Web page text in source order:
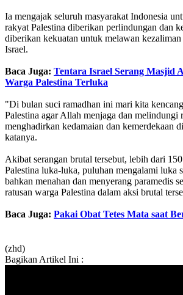
Ia mengajak seluruh masyarakat Indonesia
rakyat Palestina diberikan perlindungan dan
diberikan kekuatan untuk melawan kezaliman
Israel.
Baca Juga: Tentara Israel Serang Masjid
Warga Palestina Terluka
"Di bulan suci ramadhan ini mari kita
Palestina agar Allah menjaga dan melindungi
menghadirkan kedamaian dan kemerdekaan
katanya.
Akibat serangan brutal tersebut, lebih dari
Palestina luka-luka, puluhan mengalami luka
bahkan menahan dan menyerang paramedis
ratusan warga Palestina dalam aksi brutal
Baca Juga: Pakai Obat Tetes Mata saat
(zhd)
Bagikan Artikel Ini :